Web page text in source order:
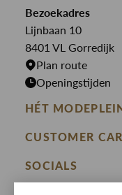
Bekijk alle merken >
Jurken
Rokken
Truien
T-shirts
Bezoekadres
Lijnbaan 10
8401 VL Gorredijk
Plan route
Openingstijden
HÉT MODEPLEIN
ZIJ VAN RINSMA
DE HEEREN VAN
CUSTOMER
Veelgestelde vragen
SOCIALS